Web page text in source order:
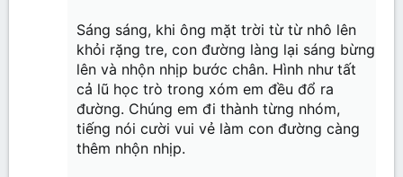
Sáng sáng, khi ông mặt trời từ từ nhô lên
khỏi rặng tre, con đường làng lại sáng bừng
lên và nhộn nhịp bước chân. Hình như tất
cả lũ học trò trong xóm em đều đổ ra
đường. Chúng em đi thành từng nhóm,
tiếng nói cười vui vẻ làm con đường càng
thêm nhộn nhịp.